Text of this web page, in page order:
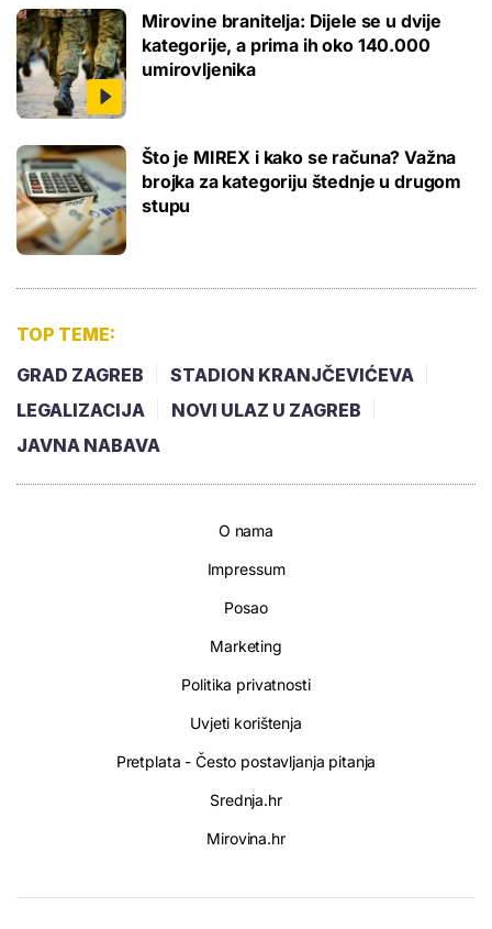
Mirovine branitelja: Dijele se u dvije
kategorije, a prima ih oko 140.000
umirovljenika
Što je MIREX i kako se računa? Važna
brojka za kategoriju štednje u drugom
stupu
TOP TEME:
GRAD ZAGREB
STADION KRANJČEVIĆEVA
LEGALIZACIJA
NOVI ULAZ U ZAGREB
JAVNA NABAVA
O nama
Impressum
Posao
Marketing
Politika privatnosti
Uvjeti korištenja
Pretplata - Često postavljanja pitanja
Srednja.hr
Mirovina.hr